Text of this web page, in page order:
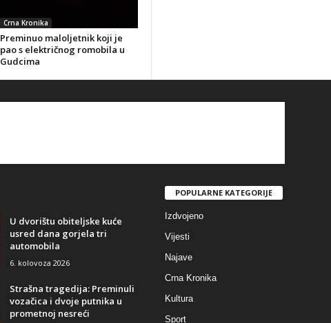
Crna Kronika
Preminuo maloljetnik koji je
pao s električnog romobila u
Gudcima
U dvorištu obiteljske kuće
usred dana gorjela tri
automobila
6. kolovoza 2026
Strašna tragedija: Preminuli
vozačica i dvoje putnika u
prometnoj nesreći
POPULARNE KATEGORIJE
Izdvojeno
Vijesti
Najave
Crna Kronika
Kultura
Sport